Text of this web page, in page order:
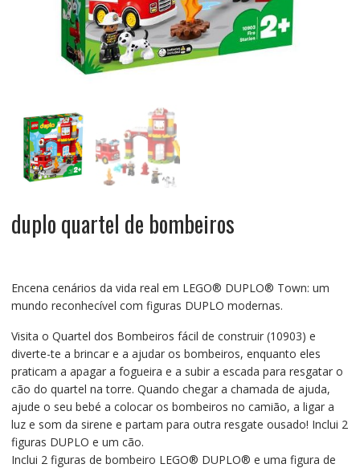
duplo quartel de bombeiros
Encena cenários da vida real em LEGO® DUPLO® Town: um
mundo reconhecível com figuras DUPLO modernas.
Visita o Quartel dos Bombeiros fácil de construir (10903) e
diverte-te a brincar e a ajudar os bombeiros, enquanto eles
praticam a apagar a fogueira e a subir a escada para resgatar o
cão do quartel na torre. Quando chegar a chamada de ajuda,
ajude o seu bebé a colocar os bombeiros no camião, a ligar a
luz e som da sirene e partam para outra resgate ousado! Inclui 2
figuras DUPLO e um cão.
Inclui 2 figuras de bombeiro LEGO® DUPLO® e uma figura de